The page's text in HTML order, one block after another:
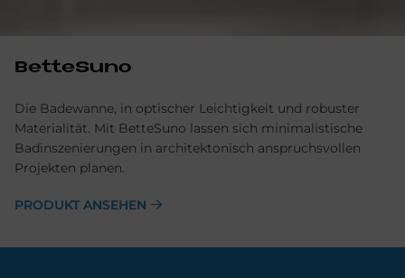
BetteSuno
Die Badewanne, in optischer Leichtigkeit und robuster
Materialität. Mit BetteSuno lassen sich minimalistische
Badinszenierungen in architektonisch anspruchsvollen
Projekten planen.
PRODUKT ANSEHEN